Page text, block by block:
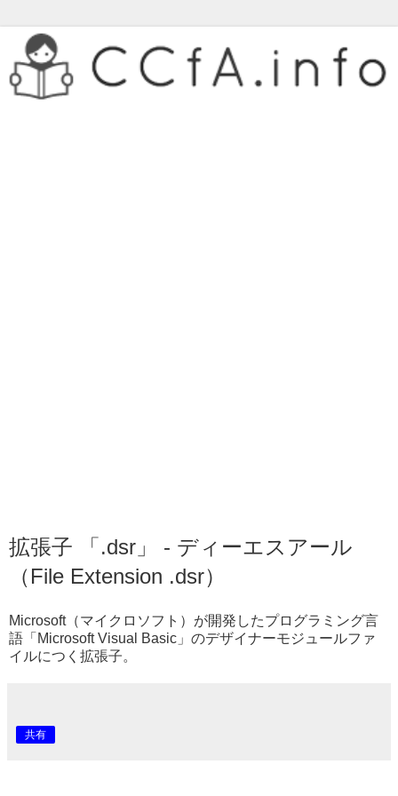
拡張子 「.dsr」 - ディーエスアール
（File Extension .dsr）
Microsoft（マイクロソフト）が開発したプログラミング言
語「Microsoft Visual Basic」のデザイナーモジュールファ
イルにつく拡張子。
共有